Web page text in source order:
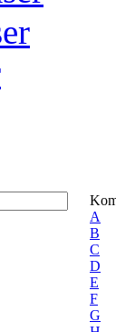
A
B
C
D
E
F
G